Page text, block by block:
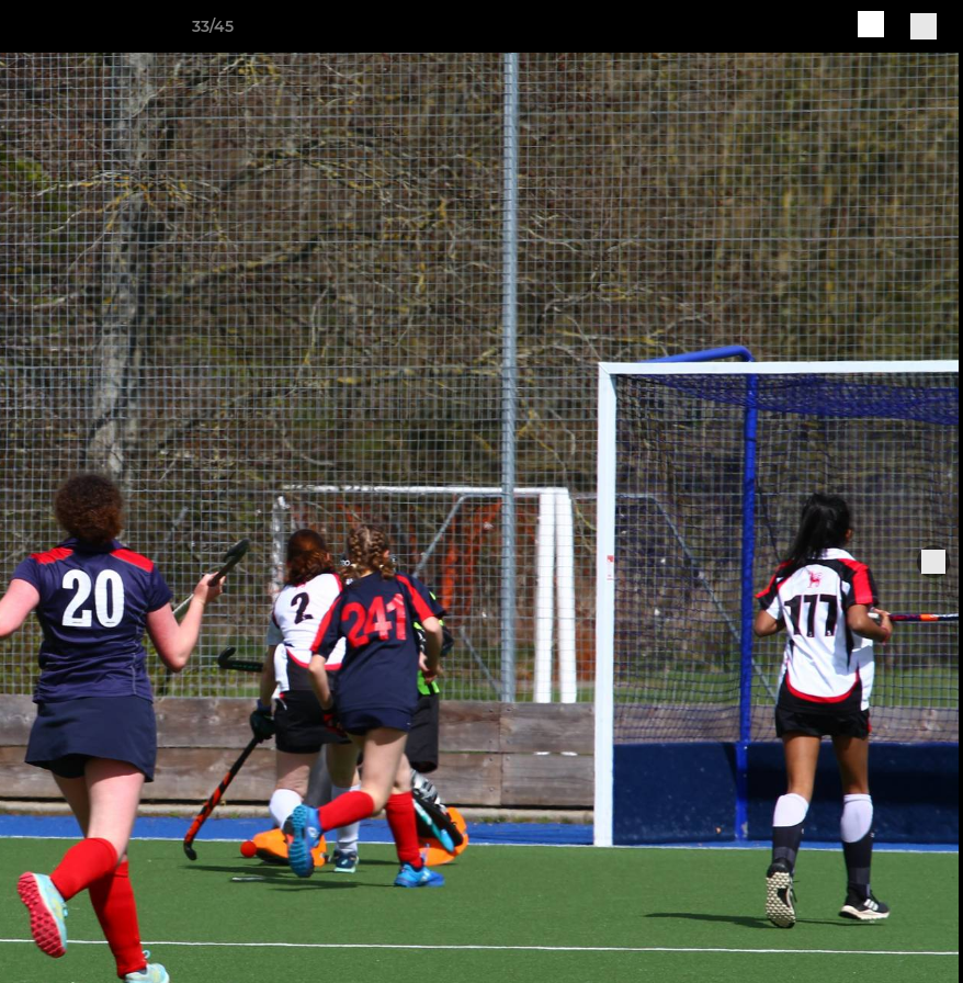
33/45